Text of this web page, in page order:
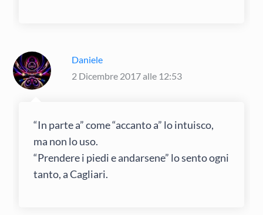
Daniele
2 Dicembre 2017 alle 12:53
“In parte a” come “accanto a” lo intuisco,
ma non lo uso.
“Prendere i piedi e andarsene” lo sento ogni
tanto, a Cagliari.